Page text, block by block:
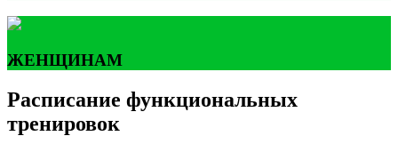
ЖЕНЩИНАМ
Расписание функциональных
тренировок